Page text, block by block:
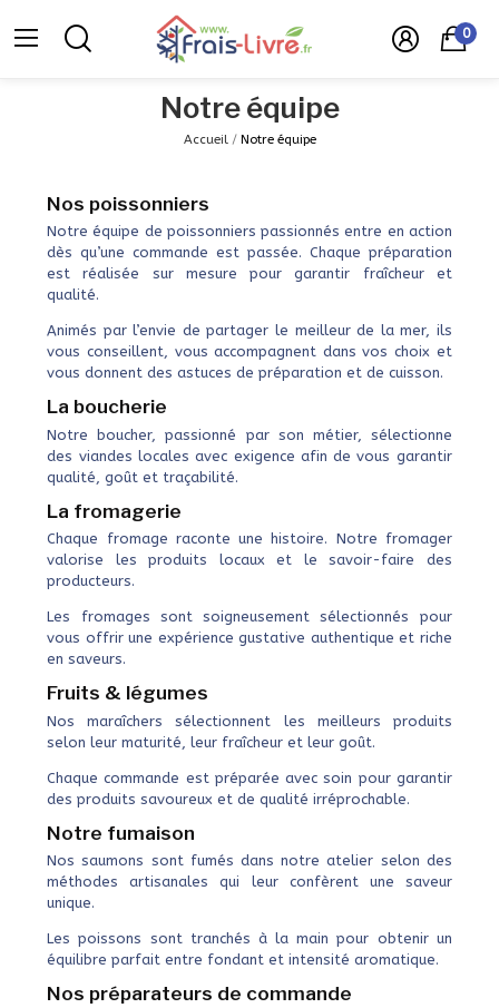
0
Notre équipe
Accueil Notre équipe
Nos poissonniers
Notre équipe de poissonniers passionnés entre en action
dès qu’une commande est passée. Chaque préparation
est réalisée sur mesure pour garantir fraîcheur et
qualité.
Animés par l’envie de partager le meilleur de la mer, ils
vous conseillent, vous accompagnent dans vos choix et
vous donnent des astuces de préparation et de cuisson.
La boucherie
Notre boucher, passionné par son métier, sélectionne
des viandes locales avec exigence afin de vous garantir
qualité, goût et traçabilité.
La fromagerie
Chaque fromage raconte une histoire. Notre fromager
valorise les produits locaux et le savoir-faire des
producteurs.
Les fromages sont soigneusement sélectionnés pour
vous offrir une expérience gustative authentique et riche
en saveurs.
Fruits & légumes
Nos maraîchers sélectionnent les meilleurs produits
selon leur maturité, leur fraîcheur et leur goût.
Chaque commande est préparée avec soin pour garantir
des produits savoureux et de qualité irréprochable.
Notre fumaison
Nos saumons sont fumés dans notre atelier selon des
méthodes artisanales qui leur confèrent une saveur
unique.
Les poissons sont tranchés à la main pour obtenir un
équilibre parfait entre fondant et intensité aromatique.
Nos préparateurs de commande